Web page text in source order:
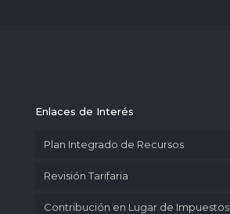
Enlaces de Interés
Plan Integrado de Recursos
Revisión Tarifaria
Contribución en Lugar de Impuestos